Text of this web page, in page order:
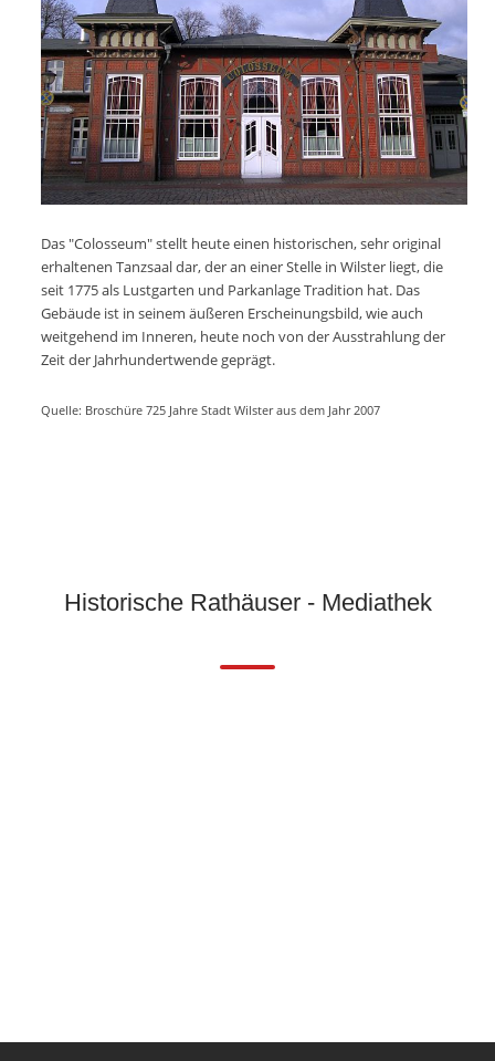
Das "Colosseum" stellt heute einen historischen, sehr original
erhaltenen Tanzsaal dar, der an einer Stelle in Wilster liegt, die
seit 1775 als Lustgarten und Parkanlage Tradition hat. Das
Gebäude ist in seinem äußeren Erscheinungsbild, wie auch
weitgehend im Inneren, heute noch von der Ausstrahlung der
Zeit der Jahrhundertwende geprägt.
Quelle: Broschüre 725 Jahre Stadt Wilster aus dem Jahr 2007
Historische Rathäuser - Mediathek